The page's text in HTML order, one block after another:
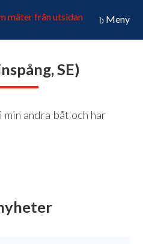
Meny
SE)
andra båt och har